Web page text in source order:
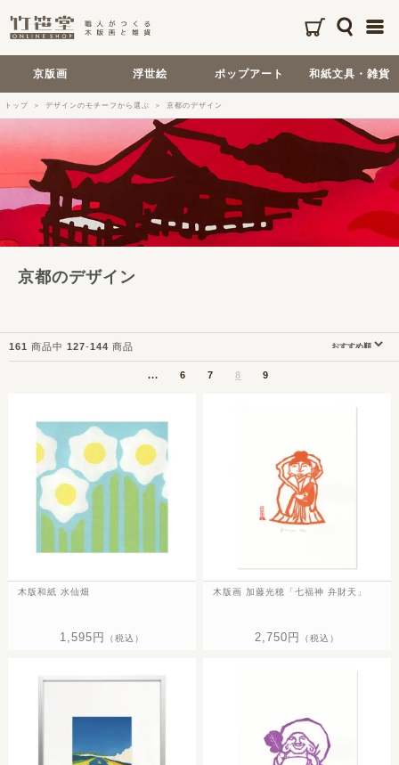
京版画 浮世絵 ポップアート 和紙文具・雑貨
トップ デザインのモチーフから選ぶ 京都のデザイン
京都のデザイン
161 商品中 127-144 商品
... 6 7 8 9
木版和紙 水仙畑
1,595円 （税込）
木版画 加藤光穂「七福神 弁財天」
2,750円 （税込）